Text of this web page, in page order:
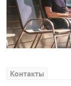
Контакты